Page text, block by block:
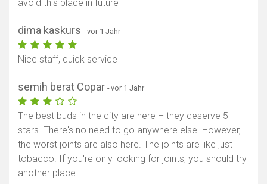
avoid this place in future
dima kaskurs - vor 1 Jahr
Nice staff, quick service
semih berat Copar - vor 1 Jahr
The best buds in the city are here – they deserve 5
stars. There's no need to go anywhere else. However,
the worst joints are also here. The joints are like just
tobacco. If you're only looking for joints, you should try
another place.